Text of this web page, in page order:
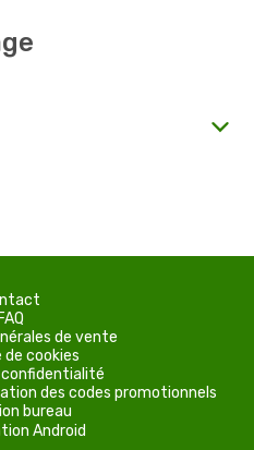
FAQ
de vente
de cookies
confidentialité
des codes promotionnels
bureau
Android